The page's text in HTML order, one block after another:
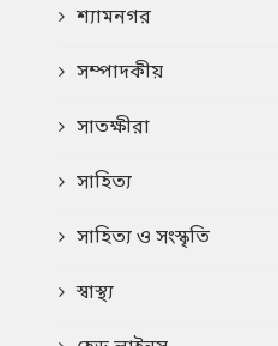
শ্যামনগর
সম্পাদকীয়
সাতক্ষীরা
সাহিত্য
সাহিত্য ও সংস্কৃতি
স্বাস্থ্য